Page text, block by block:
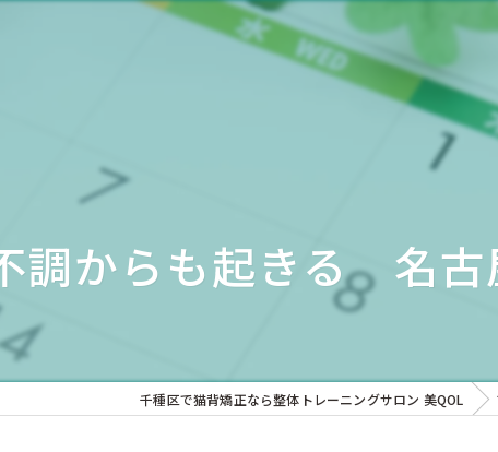
調からも起きる 名
千種区で猫背矯正なら整体トレーニングサロン 美QOL